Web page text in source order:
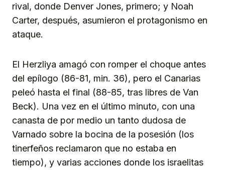
rival, donde Denver Jones, primero; y Noah
Carter, después, asumieron el protagonismo en
ataque.
El Herzliya amagó con romper el choque antes
del epílogo (86-81, min. 36), pero el Canarias
peleó hasta el final (88-85, tras libres de Van
Beck). Una vez en el último minuto, con una
canasta de por medio un tanto dudosa de
Varnado sobre la bocina de la posesión (los
tinerfeños reclamaron que no estaba en
tiempo), y varias acciones donde los israelitas